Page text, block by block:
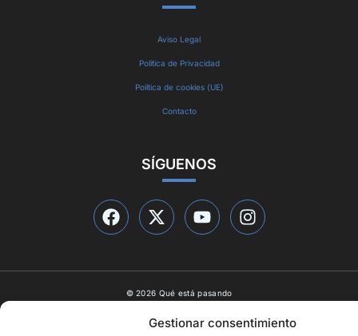
Gestionar consentimiento
Aviso Legal
Política de Privacidad
Política de cookies (UE)
Contacto
SÍGUENOS
© 2026 Qué está pasando